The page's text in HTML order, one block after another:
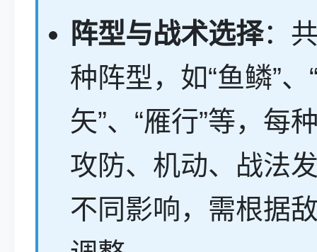
阵型与战术选择：
种阵型，如“鱼鳞”、
矢”、“雁行”等，每
攻防、机动、战法
不同影响，需根据